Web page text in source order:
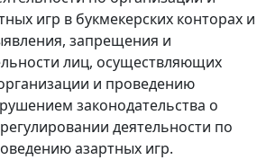
игр в букмекерских конторах и
запрещения и
лиц, осуществляющих
и проведению
законодательства о
деятельности по
азартных игр.